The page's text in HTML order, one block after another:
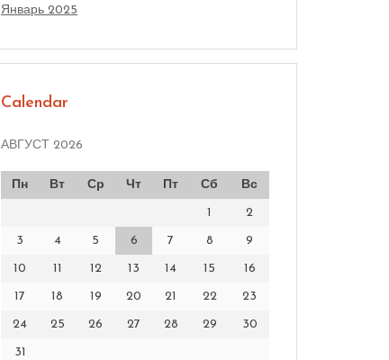
Январь 2025
Calendar
АВГУСТ 2026
Пн Вт Ср Чт Пт Сб Вс
1 2
3 4 5 6 7 8 9
10 11 12 13 14 15 16
17 18 19 20 21 22 23
24 25 26 27 28 29 30
31